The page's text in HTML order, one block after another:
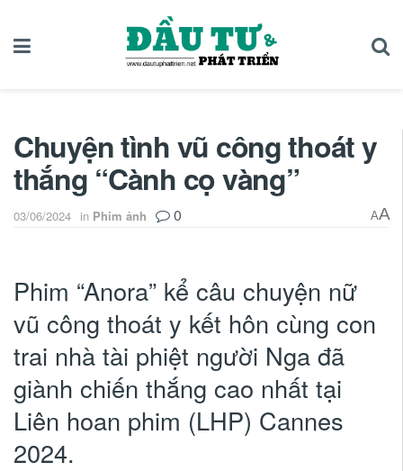
Chuyện tình vũ công thoát y
thắng “Cành cọ vàng”
03/06/2024 in Phim ảnh 0 AA
Phim “Anora” kể câu chuyện nữ
vũ công thoát y kết hôn cùng con
trai nhà tài phiệt người Nga đã
giành chiến thắng cao nhất tại
Liên hoan phim (LHP) Cannes
2024.